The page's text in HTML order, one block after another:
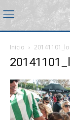
Inicio